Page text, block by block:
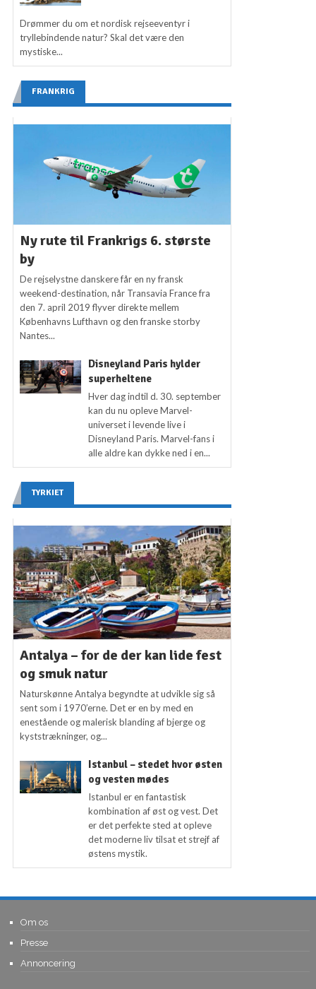
Drømmer du om et nordisk rejseeventyr i
tryllebindende natur? Skal det være den
mystiske...
FRANKRIG
Ny rute til Frankrigs 6. største
by
De rejselystne danskere får en ny fransk
weekend-destination, når Transavia France fra
den 7. april 2019 flyver direkte mellem
Københavns Lufthavn og den franske storby
Nantes...
Disneyland Paris hylder
superheltene
Hver dag indtil d. 30. september
kan du nu opleve Marvel-
universet i levende live i
Disneyland Paris. Marvel-fans i
alle aldre kan dykke ned i en...
TYRKIET
Antalya – for de der kan lide fest
og smuk natur
Naturskønne Antalya begyndte at udvikle sig så
sent som i 1970’erne. Det er en by med en
enestående og malerisk blanding af bjerge og
kyststrækninger, og...
Istanbul – stedet hvor østen
og vesten mødes
Istanbul er en fantastisk
kombination af øst og vest. Det
er det perfekte sted at opleve
det moderne liv tilsat et strejf af
østens mystik.
Om os
Presse
Annoncering